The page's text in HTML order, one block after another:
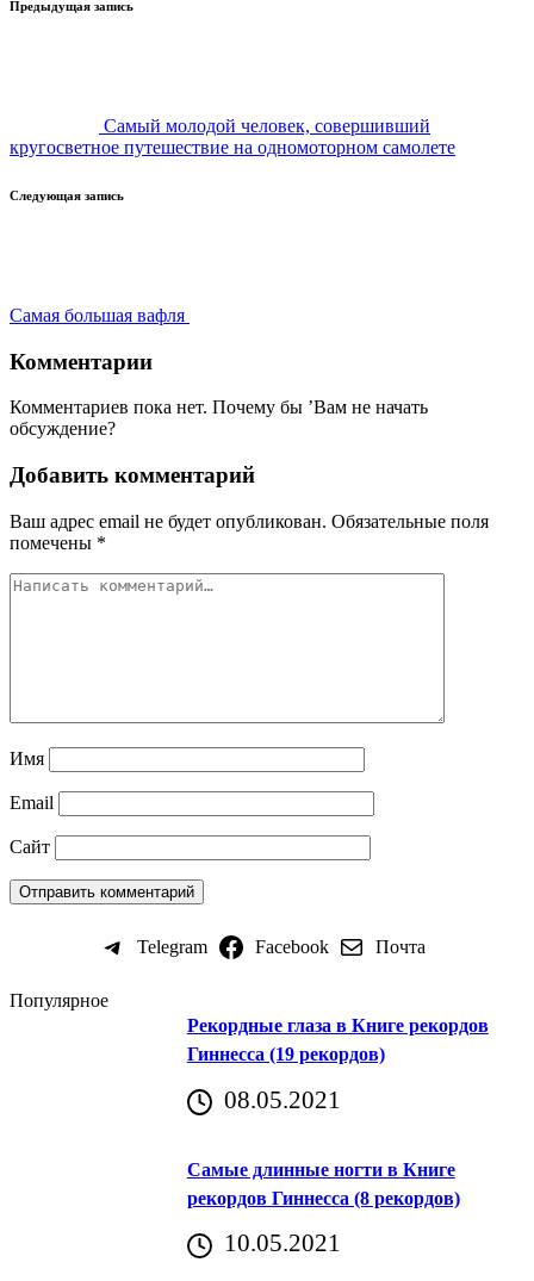
Навигация
Предыдущая запись
Самый молодой человек, совершивший
кругосветное путешествие на одномоторном самолете
Следующая запись
Самая большая вафля
Комментарии
Комментариев пока нет. Почему бы ’Вам не начать
обсуждение?
Добавить комментарий
Ваш адрес email не будет опубликован. Обязательные поля
помечены *
Имя
Email
Сайт
Telegram Facebook Почта
Популярное
Рекордные глаза в Книге рекордов
Гиннесса (19 рекордов)
08.05.2021
Самые длинные ногти в Книге
рекордов Гиннесса (8 рекордов)
10.05.2021